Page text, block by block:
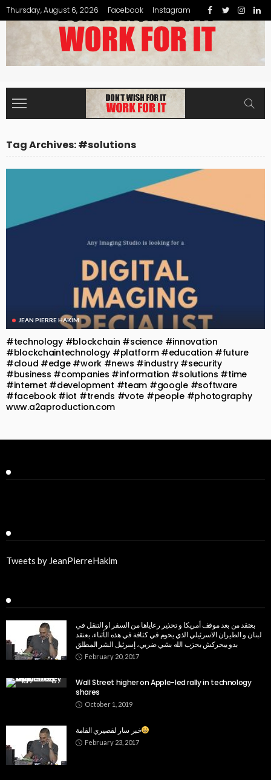
Thursday, August 6, 2026 Facebook Instagram
Tag Archives: #solutions
JEAN PIERRE HAKIM
#technology #blockchain #science #innovation
#blockchaintechnology #platform #education #future
#cloud #edge #work #news #industry #security
#business #companies #information #solutions #time
#internet #development #team #google #software
#facebook #iot #trends #vote #people #photography
www.a2aproduction.com
Tweets by JeanPierreHakim
بعتقد من بعد موقف أمريكا و تحذير رعاياها من السفر او التنقل في
لبنان و الطيران الاسرئيلي الذي يحوم في كثافة في هذه الأثناء، بعتقد
بدو ييحركش بحزب الله بشي ضربي، إسرئيل الشر المطلق
February 20, 2017
Wall Street higher on Apple-led rally in technology
shares
October 1, 2019
خبر سار لقصيري القامة
February 23, 2017